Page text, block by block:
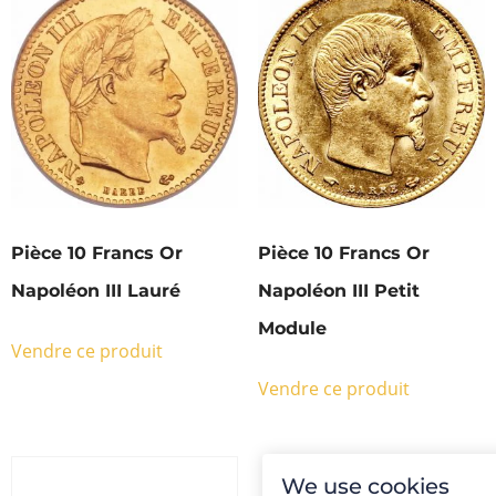
Pièce 10 Francs Or
Napoléon III Lauré
Vendre ce produit
Pièce 10 Francs Or
Napoléon III Petit
Module
Vendre ce produit
We use cookies